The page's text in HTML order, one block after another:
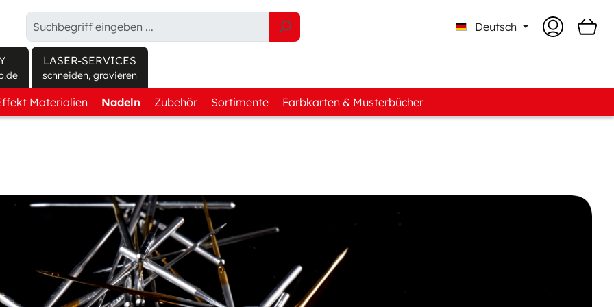
Deutsch
LASER-SERVICES
schneiden, gravieren
Materialien
Nadeln
Zubehör
Helfer o. Werkzeuge
Aufbewahrung
Sortimente
Farbkarten & Musterbücher
unter sulky-shop.de